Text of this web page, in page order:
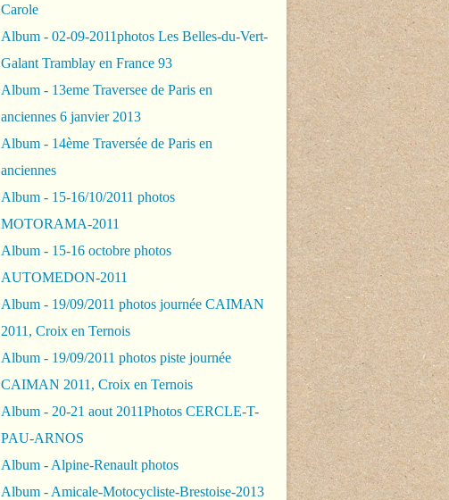
Carole
Album - 02-09-2011photos Les Belles-du-Vert-
Galant Tramblay en France 93
Album - 13eme Traversee de Paris en
anciennes 6 janvier 2013
Album - 14ème Traversée de Paris en
anciennes
Album - 15-16/10/2011 photos
MOTORAMA-2011
Album - 15-16 octobre photos
AUTOMEDON-2011
Album - 19/09/2011 photos journée CAIMAN
2011, Croix en Ternois
Album - 19/09/2011 photos piste journée
CAIMAN 2011, Croix en Ternois
Album - 20-21 aout 2011Photos CERCLE-T-
PAU-ARNOS
Album - Alpine-Renault photos
Album - Amicale-Motocycliste-Brestoise-2013